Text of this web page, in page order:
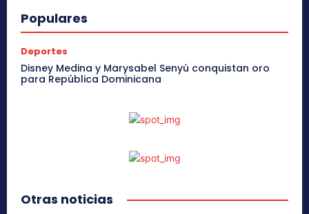
Populares
Deportes
Disney Medina y Marysabel Senyú conquistan oro
para República Dominicana
Otras noticias